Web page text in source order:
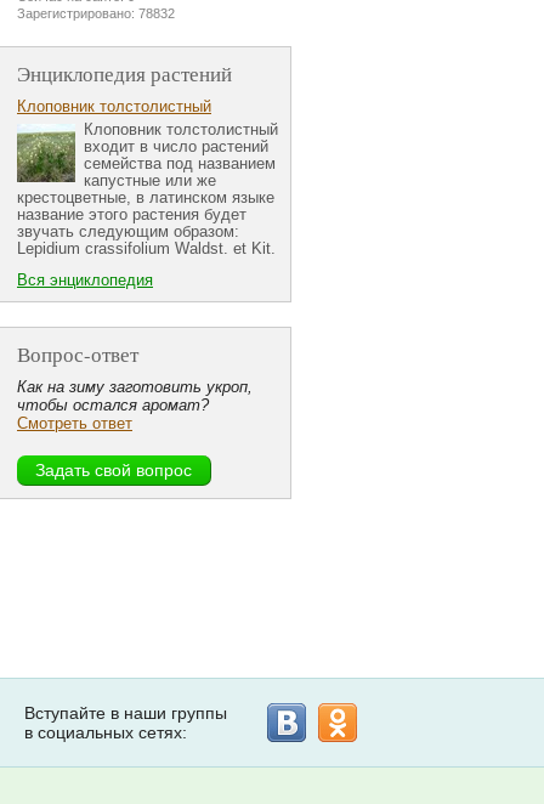
Зарегистрировано: 78832
Энциклопедия растений
Клоповник толстолистный
Клоповник толстолистный
входит в число растений
семейства под названием
капустные или же
крестоцветные, в латинском языке
название этого растения будет
звучать следующим образом:
Lepidium crassifolium Waldst. et Kit.
Вся энциклопедия
Вопрос-ответ
Как на зиму заготовить укроп,
чтобы остался аромат?
Смотреть ответ
Вступайте в наши группы
в социальных сетях: